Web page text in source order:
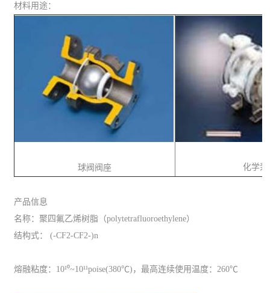
材料用途：
球阀阀座 化学泵
产品信息
名称：聚四氟乙烯树脂（polytetrafluoroethylene）
结构式： (-CF2-CF2-)n
熔融粘度：10¹⁰~10¹¹poise(380℃)，最高连续使用温度：260℃